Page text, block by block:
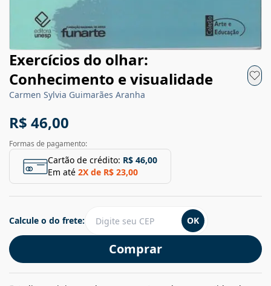
Exercícios do olhar:
Conhecimento e visualidade
Carmen Sylvia Guimarães Aranha
R$ 46,00
Formas de pagamento:
Cartão de crédito: R$ 46,00
Em até 2X de R$ 23,00
Comprar
Calcule o do frete: OK